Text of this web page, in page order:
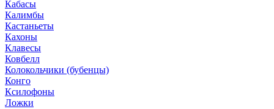
Кабасы
Калимбы
Кастаньеты
Кахоны
Клавесы
Ковбелл
Колокольчики (бубенцы)
Конго
Ксилофоны
Ложки